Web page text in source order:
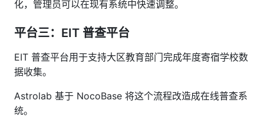
化，管理员可以在现有系统中快速调整。
平台三：EIT 普查平台
EIT 普查平台用于支持大区教育部门完成年度寄宿学校数
据收集。
Astrolab 基于 NocoBase 将这个流程改造成在线普查系
统。